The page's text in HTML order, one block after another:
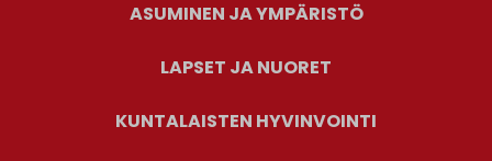
ASUMINEN JA YMPÄRISTÖ
LAPSET JA NUORET
KUNTALAISTEN HYVINVOINTI